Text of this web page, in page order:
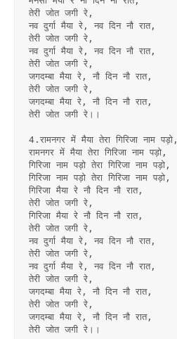
तेरी जोत जगी रे,
नव दुर्गा मैया रे, नव दिन नौ रात,
तेरी जोत जगी रे,
नव दुर्गा मैया रे, नव दिन नौ रात,
तेरी जोत जगी रे,
जगदम्बा मैया रे, नौ दिन नौ रात,
तेरी जोत जगी रे,
जगदम्बा मैया रे, नौ दिन नौ रात,
तेरी जोत जगी रे।।
4.रामनगर में मैया तेरा गिरिजा नाम पड़ो,
रामनगर में मैया तेरा गिरिजा नाम पड़ो,
गिरिजा नाम पड़ो तेरा गिरिजा नाम पड़ो,
गिरिजा नाम पड़ो तेरा गिरिजा नाम पड़ो,
गिरिजा मैया रे नौ दिन नौ रात,
तेरी जोत जगी रे,
गिरिजा मैया रे नौ दिन नौ रात,
तेरी जोत जगी रे,
नव दुर्गा मैया रे, नव दिन नौ रात,
तेरी जोत जगी रे,
नव दुर्गा मैया रे, नव दिन नौ रात,
तेरी जोत जगी रे,
जगदम्बा मैया रे, नौ दिन नौ रात,
तेरी जोत जगी रे,
जगदम्बा मैया रे, नौ दिन नौ रात,
तेरी जोत जगी रे।।